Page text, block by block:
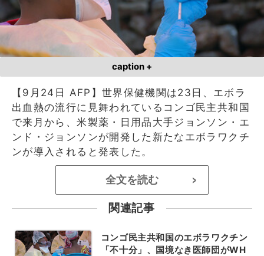
caption +
【9月24日 AFP】世界保健機関は23日、エボラ
出血熱の流行に見舞われているコンゴ民主共和国
で来月から、米製薬・日用品大手ジョンソン・エ
ンド・ジョンソンが開発した新たなエボラワクチ
ンが導入されると発表した。
全文を読む >
関連記事
コンゴ民主共和国のエボラワクチン
「不十分」、国境なき医師団がWH